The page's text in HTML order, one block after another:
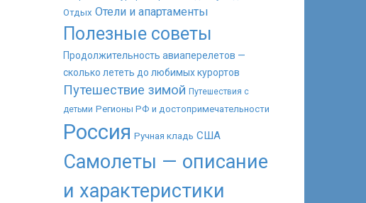
Отдых Отели и апартаменты
Полезные советы
Продолжительность авиаперелетов —
сколько лететь до любимых курортов
Путешествие зимой Путешествия с
детьми Регионы РФ и достопримечательности
Россия Ручная кладь США
Самолеты — описание
и характеристики